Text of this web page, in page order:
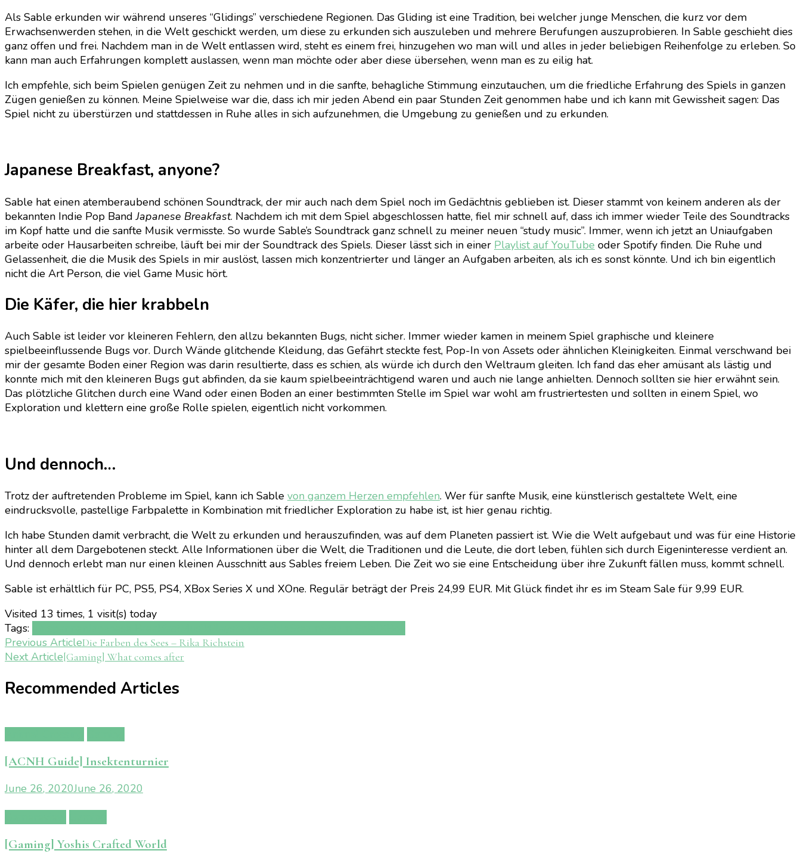
Als Sable erkunden wir während unseres “Glidings” verschiedene Regionen. Das Gliding ist eine Tradition, bei welcher junge Menschen, die kurz vor dem
Erwachsenwerden stehen, in die Welt geschickt werden, um diese zu erkunden sich auszuleben und mehrere Berufungen auszuprobieren. In Sable geschieht dies
ganz offen und frei. Nachdem man in de Welt entlassen wird, steht es einem frei, hinzugehen wo man will und alles in jeder beliebigen Reihenfolge zu erleben. So
kann man auch Erfahrungen komplett auslassen, wenn man möchte oder aber diese übersehen, wenn man es zu eilig hat.
Ich empfehle, sich beim Spielen genügen Zeit zu nehmen und in die sanfte, behagliche Stimmung einzutauchen, um die friedliche Erfahrung des Spiels in ganzen
Zügen genießen zu können. Meine Spielweise war die, dass ich mir jeden Abend ein paar Stunden Zeit genommen habe und ich kann mit Gewissheit sagen: Das
Spiel nicht zu überstürzen und stattdessen in Ruhe alles in sich aufzunehmen, die Umgebung zu genießen und zu erkunden.
Japanese Breakfast, anyone?
Sable hat einen atemberaubend schönen Soundtrack, der mir auch nach dem Spiel noch im Gedächtnis geblieben ist. Dieser stammt von keinem anderen als der
bekannten Indie Pop BandJapanese Breakfast. Nachdem ich mit dem Spiel abgeschlossen hatte, fiel mir schnell auf, dass ich immer wieder Teile des Soundtracks
im Kopf hatte und die sanfte Musik vermisste. So wurde Sable’s Soundtrack ganz schnell zu meiner neuen “study music”. Immer, wenn ich jetzt an Uniaufgaben
arbeite oder Hausarbeiten schreibe, läuft bei mir der Soundtrack des Spiels. Dieser lässt sich in einer Playlist auf YouTube oder Spotify finden. Die Ruhe und
Gelassenheit, die die Musik des Spiels in mir auslöst, lassen mich konzentrierter und länger an Aufgaben arbeiten, als ich es sonst könnte. Und ich bin eigentlich
nicht die Art Person, die viel Game Music hört.
Die Käfer, die hier krabbeln
Auch Sable ist leider vor kleineren Fehlern, den allzu bekannten Bugs, nicht sicher. Immer wieder kamen in meinem Spiel graphische und kleinere
spielbeeinflussende Bugs vor. Durch Wände glitchende Kleidung, das Gefährt steckte fest, Pop-In von Assets oder ähnlichen Kleinigkeiten. Einmal verschwand bei
mir der gesamte Boden einer Region was darin resultierte, dass es schien, als würde ich durch den Weltraum gleiten. Ich fand das eher amüsant als lästig und
konnte mich mit den kleineren Bugs gut abfinden, da sie kaum spielbeeinträchtigend waren und auch nie lange anhielten. Dennoch sollten sie hier erwähnt sein.
Das plötzliche Glitchen durch eine Wand oder einen Boden an einer bestimmten Stelle im Spiel war wohl am frustriertesten und sollten in einem Spiel, wo
Exploration und klettern eine große Rolle spielen, eigentlich nicht vorkommen.
Und dennoch…
Trotz der auftretenden Probleme im Spiel, kann ich Sable von ganzem Herzen empfehlen. Wer für sanfte Musik, eine künstlerisch gestaltete Welt, eine
eindrucksvolle, pastellige Farbpalette in Kombination mit friedlicher Exploration zu habe ist, ist hier genau richtig.
Ich habe Stunden damit verbracht, die Welt zu erkunden und herauszufinden, was auf dem Planeten passiert ist. Wie die Welt aufgebaut und was für eine Historie
hinter all dem Dargebotenen steckt. Alle Informationen über die Welt, die Traditionen und die Leute, die dort leben, fühlen sich durch Eigeninteresse verdient an.
Und dennoch erlebt man nur einen kleinen Ausschnitt aus Sables freiem Leben. Die Zeit wo sie eine Entscheidung über ihre Zukunft fällen muss, kommt schnell.
Sable ist erhältlich für PC, PS5, PS4, XBox Series X und XOne. Regulär beträgt der Preis 24,99 EUR. Mit Glück findet ihr es im Steam Sale für 9,99 EUR.
Visited 13 times, 1 visit(s) today
Tags:
Post
Navigation
Previous ArticleDie Farben des Sees – Rika Richstein
Next Article[Gaming] What comes after
Recommended Articles
[ACNH Guide] Insektenturnier
June 26, 2020June 26, 2020
[Gaming] Yoshis Crafted World